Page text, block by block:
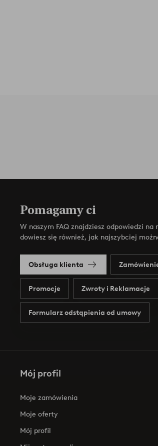
Pomagamy ci
W naszym FAQ znajdziesz odpowiedzi
dowiesz się również, jak najszybciej
Obsługa klienta
Promocje Zwroty i Reklamacje
Formularz odstąpienia od umowy
Mój profil
Moje zamówienia
Moje oferty
Mój profil